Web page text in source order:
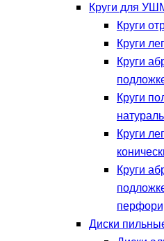
Круги для
Круги
Круги
Круги
Круги
Круги
Круги
Диски